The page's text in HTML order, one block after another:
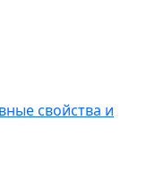
свойства и